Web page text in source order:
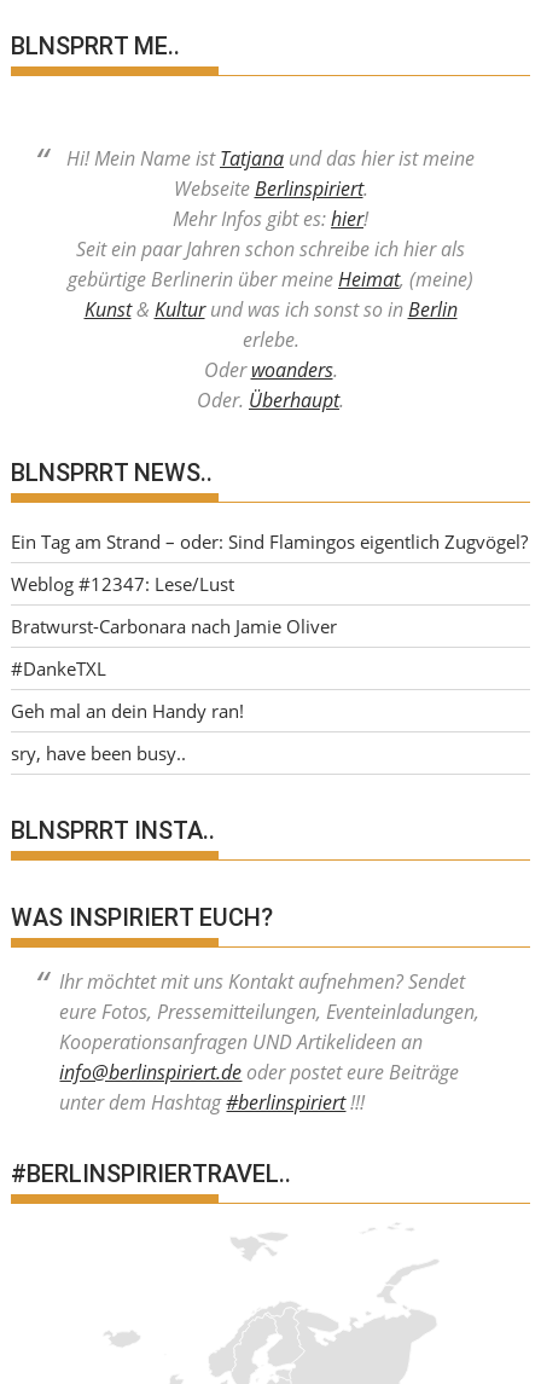
BLNSPRRT ME..
Hi! Mein Name istTatjana und das hier ist meine
WebseiteBerlinspiriert.
Mehr Infos gibt es:hier!
Seit ein paar Jahren schon schreibe ich hier als
gebürtige Berlinerin über meineHeimat, (meine)
Kunst& Kulturund was ich sonst so inBerlin
erlebe.
Oderwoanders.
Oder. Überhaupt.
BLNSPRRT NEWS..
Ein Tag am Strand – oder: Sind Flamingos eigentlich Zugvögel?
Weblog #12347: Lese/Lust
Bratwurst-Carbonara nach Jamie Oliver
#DankeTXL
Geh mal an dein Handy ran!
sry, have been busy..
BLNSPRRT INSTA..
WAS INSPIRIERT EUCH?
Ihr möchtet mit uns Kontakt aufnehmen? Sendet
eure Fotos, Pressemitteilungen, Eventeinladungen,
Kooperationsanfragen UND Artikelideen an
info@berlinspiriert.deoder postet eure Beiträge
unter dem Hashtag#berlinspiriert!!!
#BERLINSPIRIERTRAVEL..